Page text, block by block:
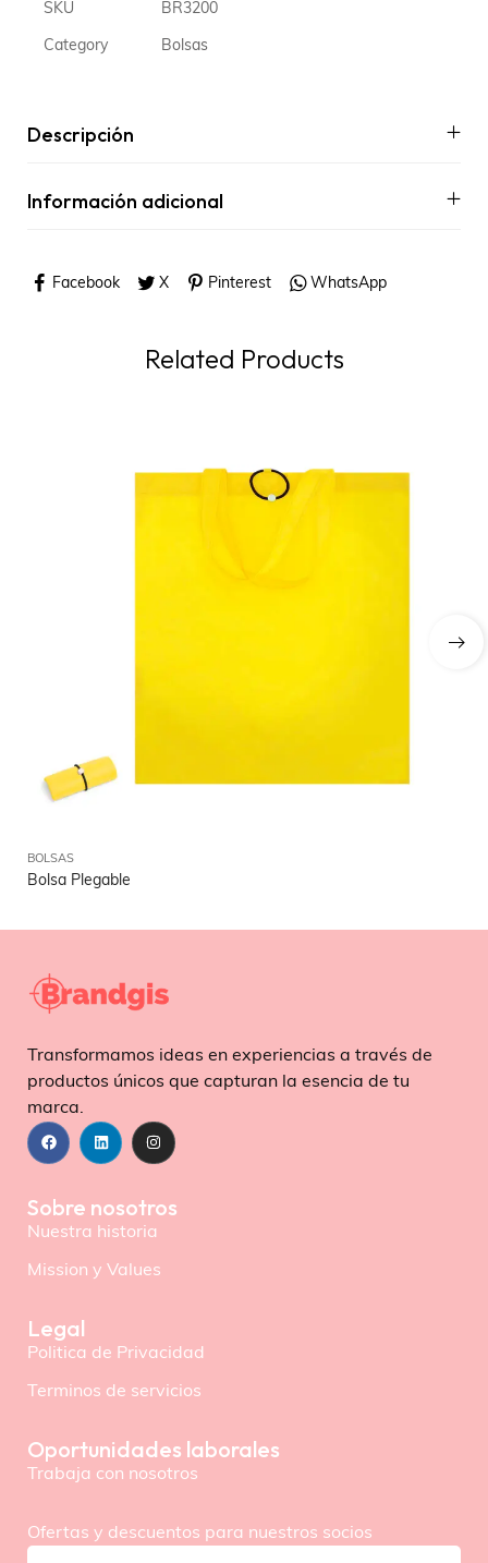
SKU BR3200
Category Bolsas
Descripción
Información adicional
Facebook X Pinterest WhatsApp
Related Products
BOLSAS
Bolsa Plegable
Transformamos ideas en experiencias a través de
productos únicos que capturan la esencia de tu
marca.
Sobre nosotros
Nuestra historia
Mission y Values
Legal
Politica de Privacidad
Terminos de servicios
Oportunidades laborales
Trabaja con nosotros
Ofertas y descuentos para nuestros socios